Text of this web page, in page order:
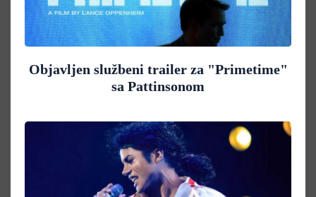
Objavljen službeni trailer za "Primetime"
sa Pattinsonom